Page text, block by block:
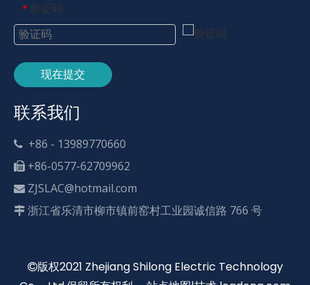
* 验证码
现在提交
联系我们
 +86 - 13989770660
 +86-0577-62709962
 ZJSLAC@hotmail.com
 浙江省乐清市柳市镇前窑村工业园诚信路 766 号
版权2021 Zhejiang Shilong Electric Technology